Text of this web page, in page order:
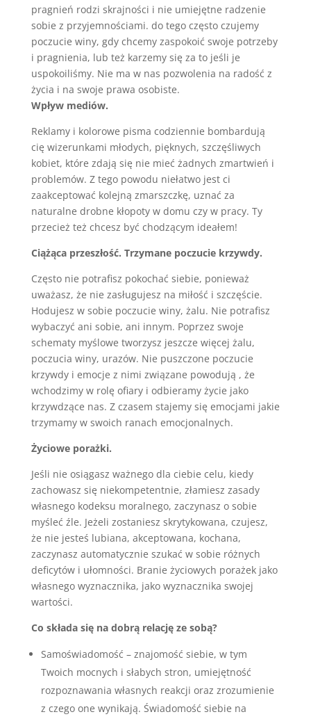
pragnień rodzi skrajności i nie umiejętne radzenie
sobie z przyjemnościami. do tego często czujemy
poczucie winy, gdy chcemy zaspokoić swoje potrzeby
i pragnienia, lub też karzemy się za to jeśli je
uspokoiliśmy. Nie ma w nas pozwolenia na radość z
życia i na swoje prawa osobiste.
Wpływ mediów.
Reklamy i kolorowe pisma codziennie bombardują
cię wizerunkami młodych, pięknych, szczęśliwych
kobiet, które zdają się nie mieć żadnych zmartwień i
problemów. Z tego powodu niełatwo jest ci
zaakceptować kolejną zmarszczkę, uznać za
naturalne drobne kłopoty w domu czy w pracy. Ty
przecież też chcesz być chodzącym ideałem!
Ciążąca przeszłość. Trzymane poczucie krzywdy.
Często nie potrafisz pokochać siebie, ponieważ
uważasz, że nie zasługujesz na miłość i szczęście.
Hodujesz w sobie poczucie winy, żalu. Nie potrafisz
wybaczyć ani sobie, ani innym. Poprzez swoje
schematy myślowe tworzysz jeszcze więcej żalu,
poczucia winy, urazów. Nie puszczone poczucie
krzywdy i emocje z nimi związane powodują , że
wchodzimy w rolę ofiary i odbieramy życie jako
krzywdzące nas. Z czasem stajemy się emocjami jakie
trzymamy w swoich ranach emocjonalnych.
Życiowe porażki.
Jeśli nie osiągasz ważnego dla ciebie celu, kiedy
zachowasz się niekompetentnie, złamiesz zasady
własnego kodeksu moralnego, zaczynasz o sobie
myśleć źle. Jeżeli zostaniesz skrytykowana, czujesz,
że nie jesteś lubiana, akceptowana, kochana,
zaczynasz automatycznie szukać w sobie różnych
deficytów i ułomności. Branie życiowych porażek jako
własnego wyznacznika, jako wyznacznika swojej
wartości.
Co składa się na dobrą relację ze sobą?
Samoświadomość – znajomość siebie, w tym
Twoich mocnych i słabych stron, umiejętność
rozpoznawania własnych reakcji oraz zrozumienie
z czego one wynikają. Świadomość siebie na